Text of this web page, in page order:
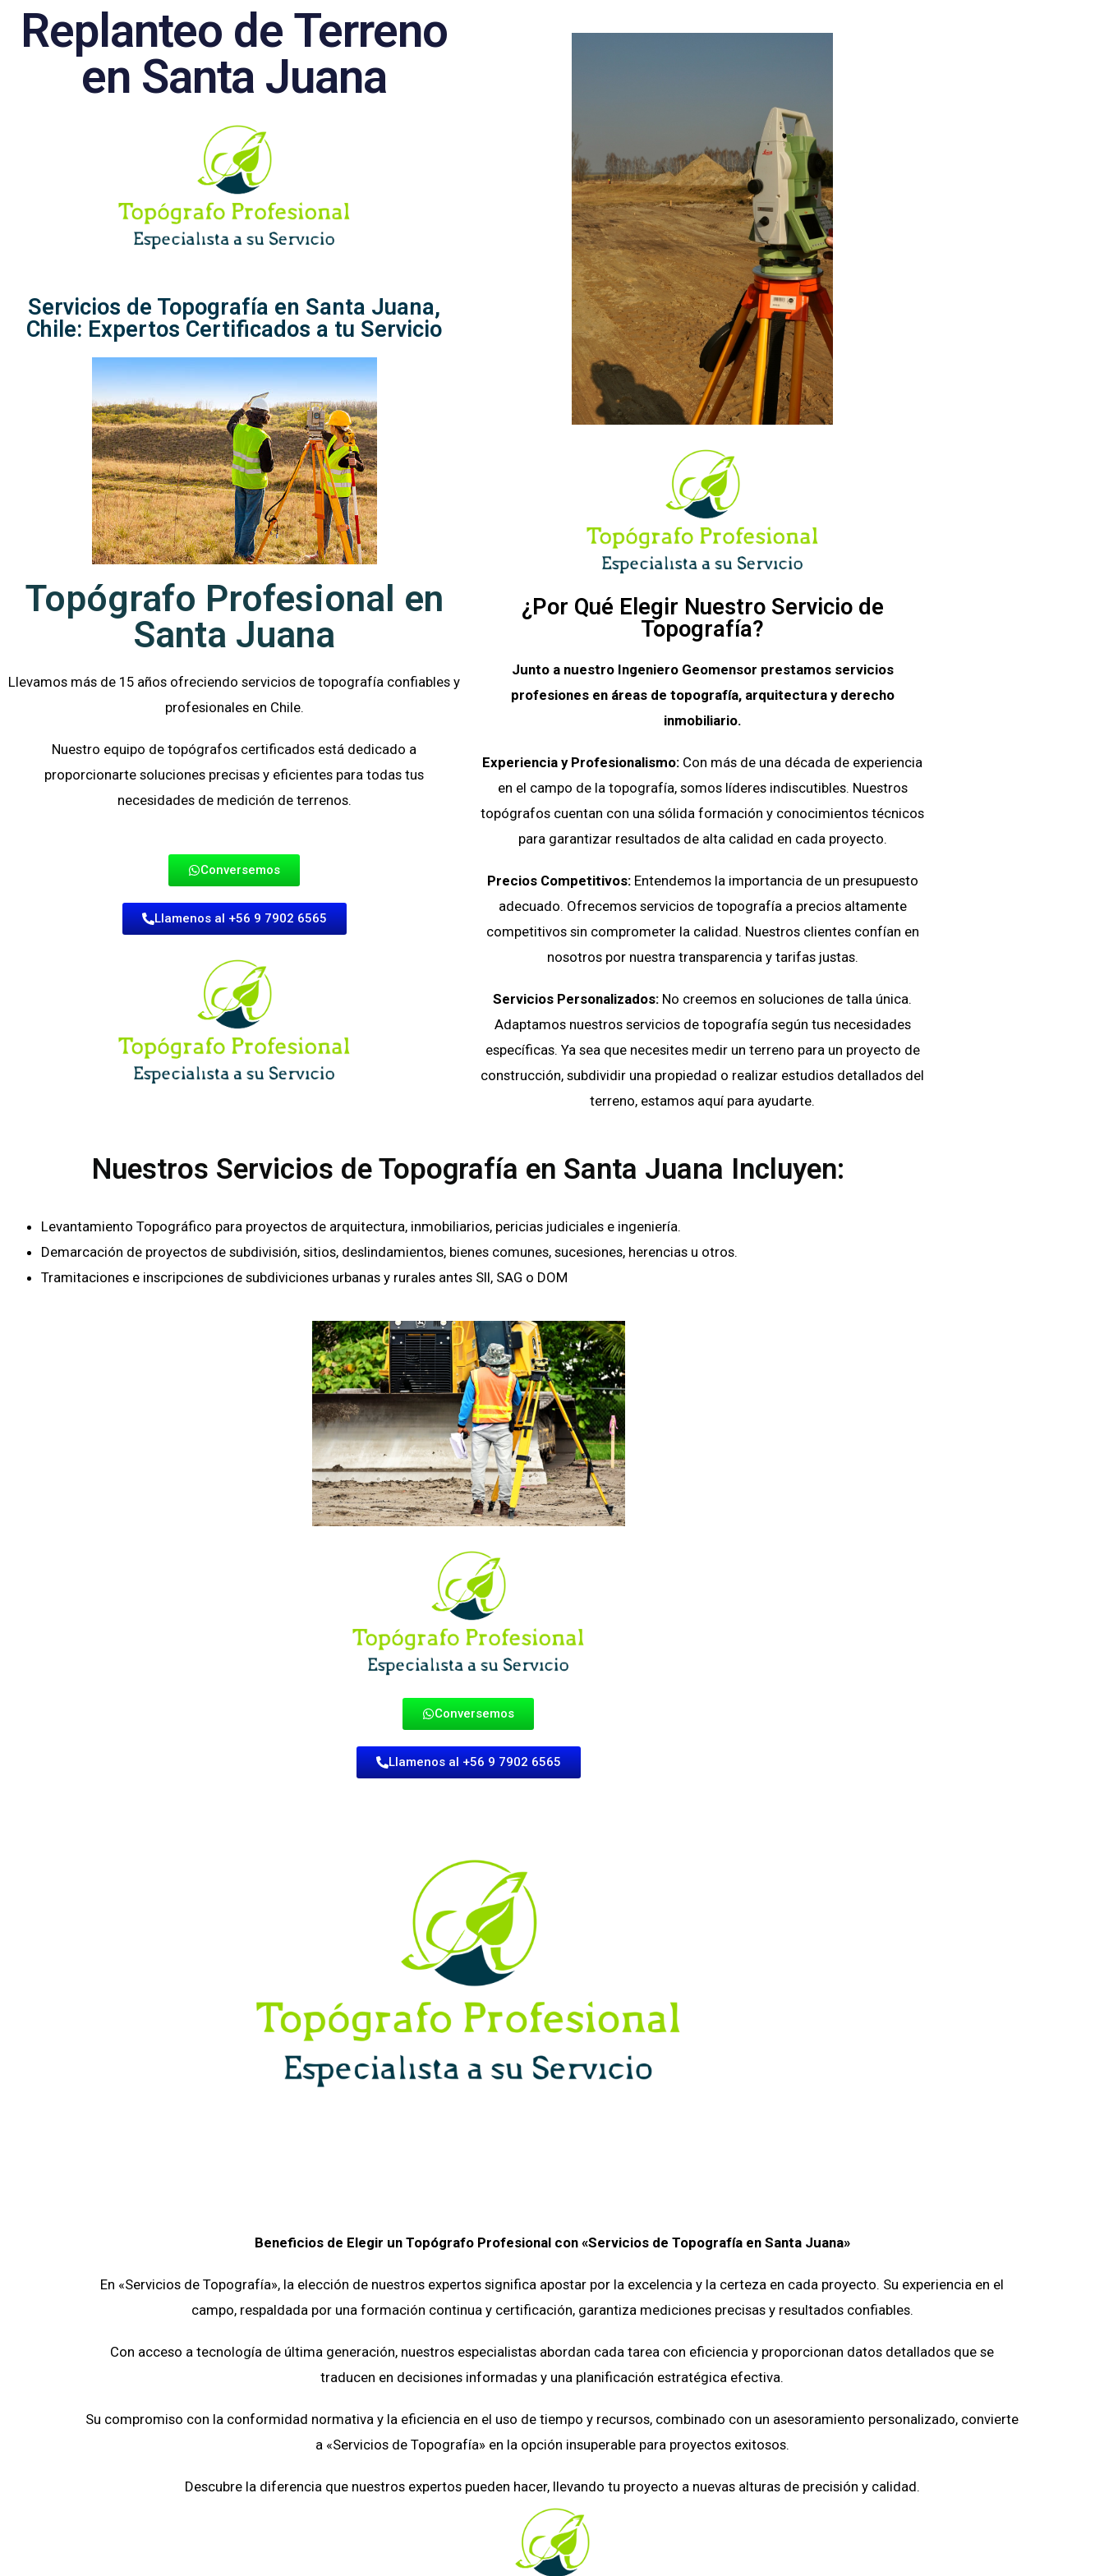
Replanteo de Terreno
en Santa Juana
Servicios de Topografía en Santa Juana,
Chile: Expertos Certificados a tu Servicio
Topógrafo Profesional en
Santa Juana
Llevamos más de 15 años ofreciendo servicios de topografía confiables y
profesionales en Chile.
Nuestro equipo de topógrafos certificados está dedicado a
proporcionarte soluciones precisas y eficientes para todas tus
necesidades de medición de terrenos.
Conversemos
Llamenos al +56 9 7902 6565
¿Por Qué Elegir Nuestro Servicio de
Topografía?
Junto a nuestro Ingeniero Geomensor prestamos servicios
profesiones en áreas de topografía, arquitectura y derecho
inmobiliario.
Experiencia y Profesionalismo: Con más de una década de experiencia
en el campo de la topografía, somos líderes indiscutibles. Nuestros
topógrafos cuentan con una sólida formación y conocimientos técnicos
para garantizar resultados de alta calidad en cada proyecto.
Precios Competitivos:Entendemos la importancia de un presupuesto
adecuado. Ofrecemos servicios de topografía a precios altamente
competitivos sin comprometer la calidad. Nuestros clientes confían en
nosotros por nuestra transparencia y tarifas justas.
Servicios Personalizados: No creemos en soluciones de talla única.
Adaptamos nuestros servicios de topografía según tus necesidades
específicas. Ya sea que necesites medir un terreno para un proyecto de
construcción, subdividir una propiedad o realizar estudios detallados del
terreno, estamos aquí para ayudarte.
Nuestros Servicios de Topografía en Santa Juana Incluyen:
Levantamiento Topográfico para proyectos de arquitectura, inmobiliarios, pericias judiciales e ingeniería.
Demarcación de proyectos de subdivisión, sitios, deslindamientos, bienes comunes, sucesiones, herencias u otros.
Tramitaciones e inscripciones de subdiviciones urbanas y rurales antes SII, SAG o DOM
Conversemos
Llamenos al +56 9 7902 6565
Beneficios de Elegir un Topógrafo Profesional con «Servicios de Topografía en Santa Juana»
En «Servicios de Topografía», la elección de nuestros expertos significa apostar por la excelencia y la certeza en cada proyecto. Su experiencia en el
campo, respaldada por una formación continua y certificación, garantiza mediciones precisas y resultados confiables.
Con acceso a tecnología de última generación, nuestros especialistas abordan cada tarea con eficiencia y proporcionan datos detallados que se
traducen en decisiones informadas y una planificación estratégica efectiva.
Su compromiso con la conformidad normativa y la eficiencia en el uso de tiempo y recursos, combinado con un asesoramiento personalizado, convierte
a «Servicios de Topografía» en la opción insuperable para proyectos exitosos.
Descubre la diferencia que nuestros expertos pueden hacer, llevando tu proyecto a nuevas alturas de precisión y calidad.